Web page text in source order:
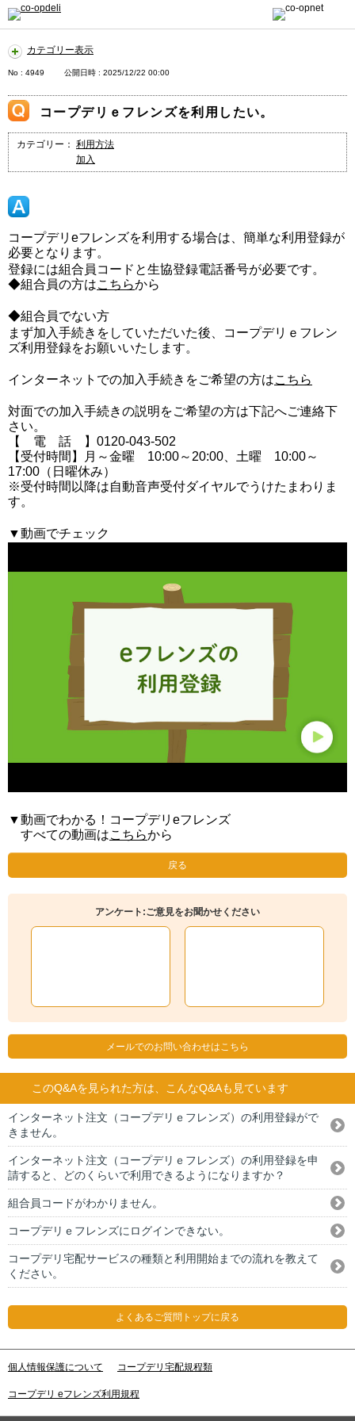
カテゴリー表示
No : 4949 公開日時 : 2025/12/22 00:00
コープデリｅフレンズを利用したい。
カテゴリー： 利用方法
加入
コープデリeフレンズを利用する場合は、簡単な利用登録が
必要となります。
登録には組合員コードと生協登録電話番号が必要です。
◆組合員の方はこちらから
◆組合員でない方
まず加入手続きをしていただいた後、コープデリｅフレン
ズ利用登録をお願いいたします。
インターネットでの加入手続きをご希望の方はこちら
対面での加入手続きの説明をご希望の方は下記へご連絡下
さい。
【 電 話 】0120-043-502
【受付時間】月～金曜 10:00～20:00、土曜 10:00～
17:00（日曜休み）
※受付時間以降は自動音声受付ダイヤルでうけたまわりま
す。
▼動画でチェック
▼動画でわかる！コープデリeフレンズ
すべての動画はこちらから
戻る
アンケート:ご意見をお聞かせください
メールでのお問い合わせはこちら
このQ&Aを見られた方は、こんなQ&Aも見ています
インターネット注文（コープデリｅフレンズ）の利用登録がで
きません。
インターネット注文（コープデリｅフレンズ）の利用登録を申
請すると、どのくらいで利用できるようになりますか？
組合員コードがわかりません。
コープデリｅフレンズにログインできない。
コープデリ宅配サービスの種類と利用開始までの流れを教えて
ください。
よくあるご質問トップに戻る
個人情報保護について コープデリ宅配規程類
コープデリ eフレンズ利用規程